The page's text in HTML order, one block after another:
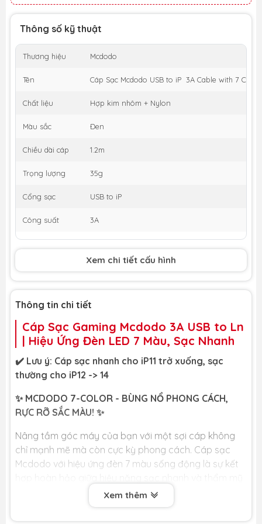
Thông số kỹ thuật
Thương hiệu Mcdodo
Tên Cáp Sạc Mcdodo USB to iP 3A Cable with 7
Chất liệu Hợp kim nhôm + Nylon
Màu sắc Đen
Chiều dài cáp 1.2m
Trọng lượng 35g
Cổng sạc USB to iP
Công suất 3A
Xem chi tiết cấu hình
Thông tin chi tiết
Cáp Sạc Gaming Mcdodo 3A USB to Ln
| Hiệu Ứng Đèn LED 7 Màu, Sạc Nhanh
✔️ Lưu ý: Cáp sạc nhanh cho iP11 trở xuống, sạc
thường cho iP12 -> 14
✨ MCDODO 7-COLOR - BÙNG NỔ PHONG CÁCH,
RỰC RỠ SẮC MÀU! ✨
Nâng tầm góc máy của bạn với một sợi cáp không
chỉ mạnh mẽ mà còn cực kỳ phong cách. Cáp sạc
Mcdodo với hiệu ứng đèn 7 màu sống động là sự kết
gaming, mang đến một phụ kiện không thể thiếu cho
bất kỳ ai yêu thích công nghệ.
Xem thêm